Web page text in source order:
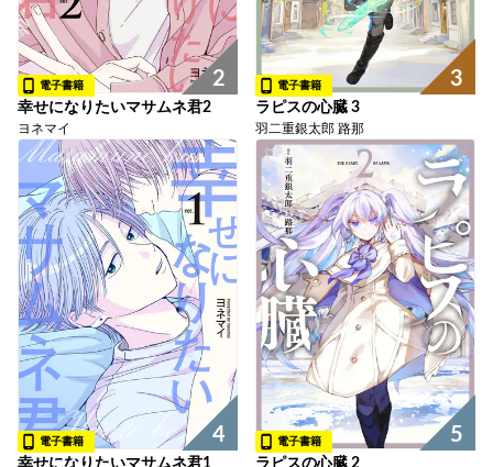
2
電子書籍
幸せになりたいマサムネ君2
ヨネマイ
3
電子書籍
ラピスの心臓 3
羽二重銀太郎 路那
4
電子書籍
幸せになりたいマサムネ君1
5
電子書籍
ラピスの心臓 2